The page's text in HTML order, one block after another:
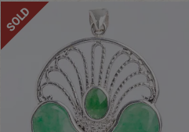
SOLD